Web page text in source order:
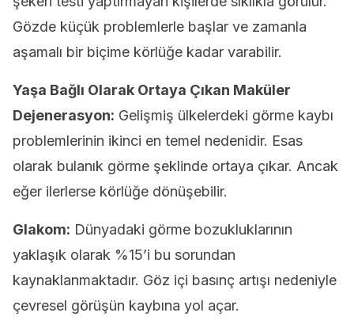
Gözde küçük problemlerle başlar ve zamanla
aşamalı bir biçime körlüğe kadar varabilir.
Yaşa Bağlı Olarak Ortaya Çıkan Maküler
Dejenerasyon: Gelişmiş ülkelerdeki görme kaybı
problemlerinin ikinci en temel nedenidir. Esas
olarak bulanık görme şeklinde ortaya çıkar. Ancak
eğer ilerlerse körlüğe dönüşebilir.
Glakom: Dünyadaki görme bozukluklarının
yaklaşık olarak %15’i bu sorundan
kaynaklanmaktadır. Göz içi basınç artışı nedeniyle
çevresel görüşün kaybına yol açar.